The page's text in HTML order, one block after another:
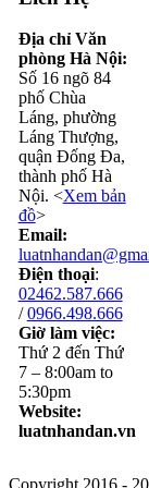
Địa chỉ Văn
phòng Hà Nội:
Số 16 ngõ 84
phố Chùa
Láng, phường
Láng Thượng,
quận Đống Đa,
thành phố Hà
Nội. <Xem bản
đồ>
Email:
Điện thoại:
02462.587.666
/0966.498.666
Giờ làm việc:
Thứ 2 đến Thứ
7 – 8:00am to
5:30pm
Website:
luatnhandan.vn